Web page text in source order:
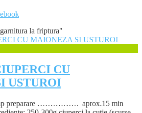
garnitura la friptura"
CU
USTUROI
preparare ……………. aprox.15 min